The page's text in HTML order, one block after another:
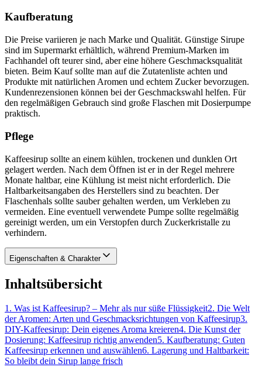
Kaufberatung
Die Preise variieren je nach Marke und Qualität. Günstige Sirupe
sind im Supermarkt erhältlich, während Premium-Marken im
Fachhandel oft teurer sind, aber eine höhere Geschmacksqualität
bieten. Beim Kauf sollte man auf die Zutatenliste achten und
Produkte mit natürlichen Aromen und echtem Zucker bevorzugen.
Kundenrezensionen können bei der Geschmackswahl helfen. Für
den regelmäßigen Gebrauch sind große Flaschen mit Dosierpumpe
praktisch.
Pflege
Kaffeesirup sollte an einem kühlen, trockenen und dunklen Ort
gelagert werden. Nach dem Öffnen ist er in der Regel mehrere
Monate haltbar, eine Kühlung ist meist nicht erforderlich. Die
Haltbarkeitsangaben des Herstellers sind zu beachten. Der
Flaschenhals sollte sauber gehalten werden, um Verkleben zu
vermeiden. Eine eventuell verwendete Pumpe sollte regelmäßig
gereinigt werden, um ein Verstopfen durch Zuckerkristalle zu
verhindern.
Eigenschaften & Charakter
Inhaltsübersicht
1. Was ist Kaffeesirup? – Mehr als nur süße Flüssigkeit2. Die Welt
der Aromen: Arten und Geschmacksrichtungen von Kaffeesirup3.
DIY-Kaffeesirup: Dein eigenes Aroma kreieren4. Die Kunst der
Dosierung: Kaffeesirup richtig anwenden5. Kaufberatung: Guten
Kaffeesirup erkennen und auswählen6. Lagerung und Haltbarkeit:
So bleibt dein Sirup lange frisch